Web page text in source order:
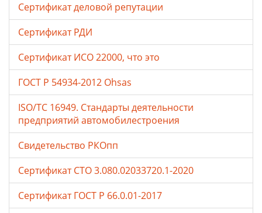
Сертификат деловой репутации
Сертификат РДИ
Сертификат ИСО 22000, что это
ГОСТ Р 54934-2012 Ohsas
ISO/TC 16949. Стандарты деятельности
предприятий автомобилестроения
Свидетельство РКОпп
Сертификат СТО 3.080.02033720.1-2020
Сертификат ГОСТ Р 66.0.01-2017